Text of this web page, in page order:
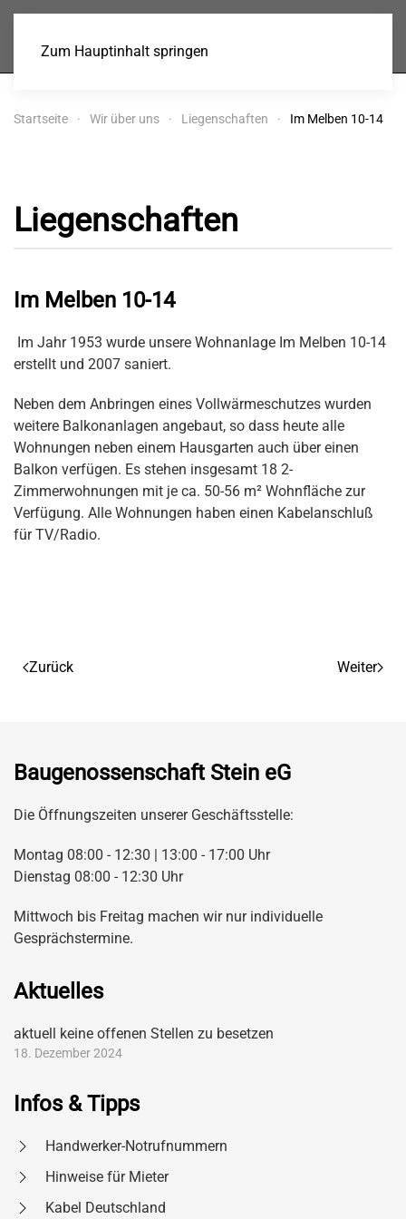
Zum Hauptinhalt springen
Stein eG
Startseite Wir über uns Liegenschaften Im Melben 10-14
Liegenschaften
Im Melben 10-14
Im Jahr 1953 wurde unsere Wohnanlage Im Melben 10-14
erstellt und 2007 saniert.
Neben dem Anbringen eines Vollwärmeschutzes wurden
weitere Balkonanlagen angebaut, so dass heute alle
Wohnungen neben einem Hausgarten auch über einen
Balkon verfügen. Es stehen insgesamt 18 2-
Zimmerwohnungen mit je ca. 50-56 m² Wohnfläche zur
Verfügung. Alle Wohnungen haben einen Kabelanschluß
für TV/Radio.
Zurück Weiter
Baugenossenschaft Stein eG
Die Öffnungszeiten unserer Geschäftsstelle:
Montag 08:00 - 12:30 | 13:00 - 17:00 Uhr
Dienstag 08:00 - 12:30 Uhr
Mittwoch bis Freitag machen wir nur individuelle
Gesprächstermine.
Aktuelles
aktuell keine offenen Stellen zu besetzen
18. Dezember 2024
Infos & Tipps
Handwerker-Notrufnummern
Hinweise für Mieter
Kabel Deutschland